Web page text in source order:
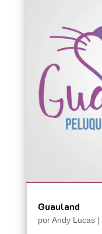
Guauland
porAndy Lucas|